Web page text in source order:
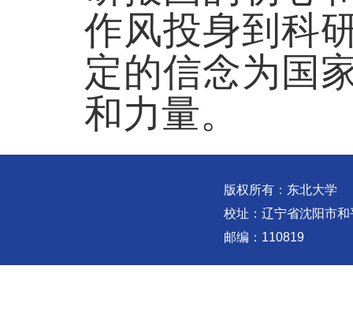
作风投身到科
定的信念为国
和力量。
版权所有：东北大学
校址：辽宁省沈阳市
邮编：110819